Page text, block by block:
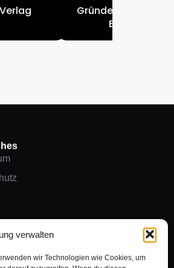
verwalten
wir Technologien wie Cookies, um
Gründer – JobRad
Entrepreneur